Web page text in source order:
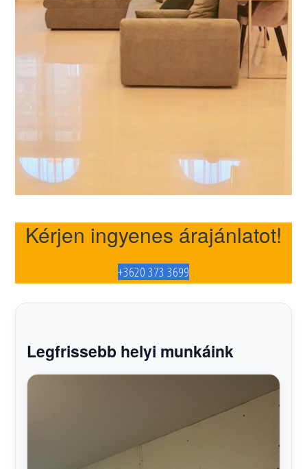
Kérjen ingyenes árajánlatot!
+3620 373 3699
Legfrissebb helyi munkáink